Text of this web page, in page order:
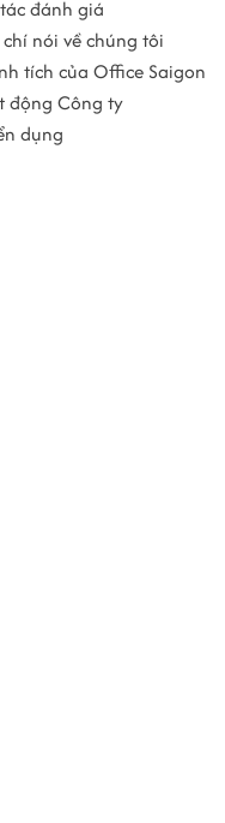
đánh giá
chí nói về chúng tôi
tích của Office Saigon
động Công ty
dụng